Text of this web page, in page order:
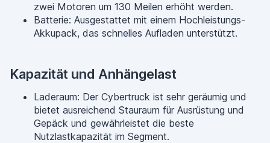
zwei Motoren um 130 Meilen erhöht werden.
Batterie: Ausgestattet mit einem Hochleistungs-
Akkupack, das schnelles Aufladen unterstützt.
Kapazität und Anhängelast
Laderaum: Der Cybertruck ist sehr geräumig und
bietet ausreichend Stauraum für Ausrüstung und
Gepäck und gewährleistet die beste
Nutzlastkapazität im Segment.